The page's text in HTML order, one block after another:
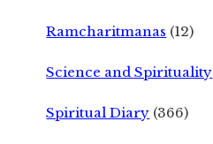
Ramcharitmanas (12)
Science and Spirituality
Spiritual Diary (366)